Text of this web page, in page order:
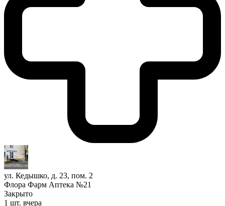
ул. Кедышко, д. 23, пом. 2
Флора Фарм Аптека №21
Закрыто
1 шт. вчера